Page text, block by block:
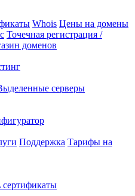
Whois Цены на домены
Точечная регистрация /
доменов
серверы
Поддержка Тарифы на
сертификаты